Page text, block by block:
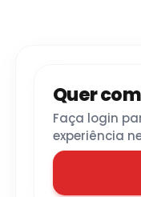
Quer
Faça login
experiência